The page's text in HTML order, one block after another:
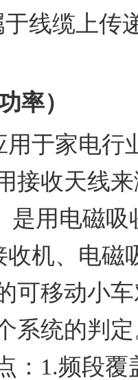
于线缆上传
率）
用于家电行
接收天线
是用电磁吸
收机、电磁
可移动小
系统的判
： 1.频段覆